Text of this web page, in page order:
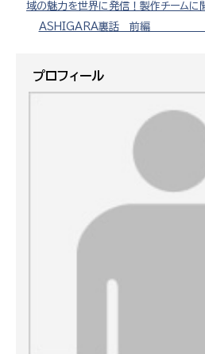
域の魅力を世界に発信！製作チーム
ASHIGARA裏
プロフィール